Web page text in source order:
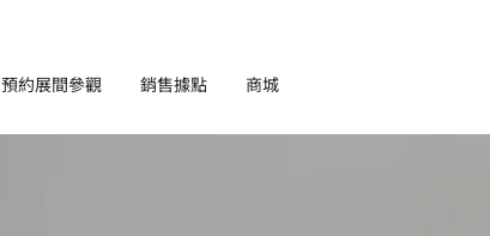
預約展間參觀 銷售據點 商城